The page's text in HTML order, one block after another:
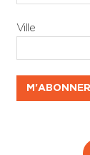
Ville